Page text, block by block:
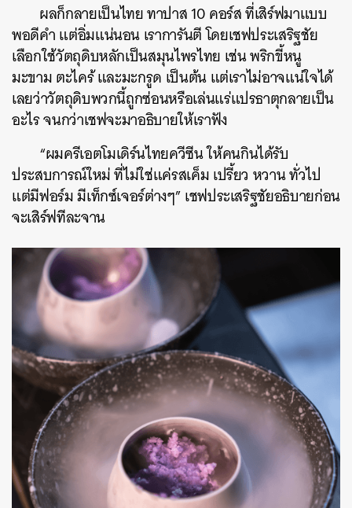
ผลก็กลายเป็นไทย ทาปาส 10 คอร์ส ที่เสิร์ฟมาแบบ
พอดีคำ แต่อิ่มแน่นอน เราการันตี โดยเชฟประเสริฐชัย
เลือกใช้วัตถุดิบหลักเป็นสมุนไพรไทย เช่น พริกขี้หนู
มะขาม ตะไคร้ และมะกรูด เป็นต้น แต่เราไม่อาจแน่ใจได้
เลยว่าวัตถุดิบพวกนี้ถูกซ่อนหรือเล่นแร่แปรธาตุกลายเป็น
อะไร จนกว่าเชฟจะมาอธิบายให้เราฟัง
“ผมครีเอตโมเดิร์นไทยควีซีน ให้คนกินได้รับ
ประสบการณ์ใหม่ ที่ไม่ใช่แค่รสเค็ม เปรี้ยว หวาน ทั่วไป
แต่มีฟอร์ม มีเท็กซ์เจอร์ต่างๆ” เชฟประเสริฐชัยอธิบายก่อน
จะเสิร์ฟทีละจาน